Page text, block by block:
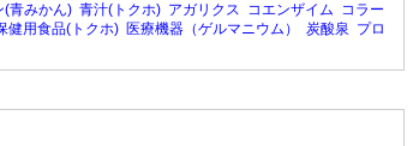
(青みかん) 青汁(トクホ) アガリクス コエンザイム コラー
健用食品(トクホ) 医療機器（ゲルマニウム） 炭酸泉 プロ